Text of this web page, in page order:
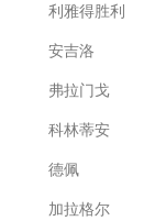
利雅得胜利
安吉洛
弗拉门戈
科林蒂安
德佩
加拉格尔